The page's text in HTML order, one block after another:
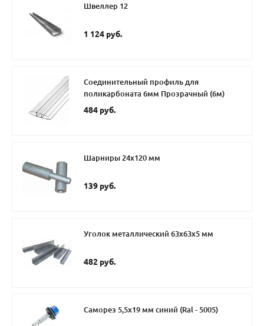
Швеллер 12
1 124 руб.
Соединительный профиль для
поликарбоната 6мм Прозрачный (6м)
484 руб.
Шарниры 24х120 мм
139 руб.
Уголок металлический 63х63х5 мм
482 руб.
Саморез 5,5х19 мм синий (Ral - 5005)